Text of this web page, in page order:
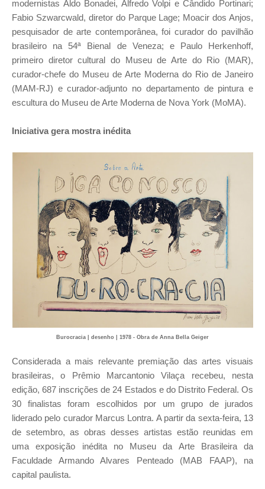
modernistas Aldo Bonadei, Alfredo Volpi e Cândido Portinari;
Fabio Szwarcwald, diretor do Parque Lage; Moacir dos Anjos,
pesquisador de arte contemporânea, foi curador do pavilhão
brasileiro na 54ª Bienal de Veneza; e Paulo Herkenhoff,
primeiro diretor cultural do Museu de Arte do Rio (MAR),
curador-chefe do Museu de Arte Moderna do Rio de Janeiro
(MAM-RJ) e curador-adjunto no departamento de pintura e
escultura do Museu de Arte Moderna de Nova York (MoMA).
Iniciativa gera mostra inédita
Burocracia | desenho | 1978 - Obra de Anna Bella Geiger
Considerada a mais relevante premiação das artes visuais
brasileiras, o Prêmio Marcantonio Vilaça recebeu, nesta
edição, 687 inscrições de 24 Estados e do Distrito Federal. Os
30 finalistas foram escolhidos por um grupo de jurados
liderado pelo curador Marcus Lontra. A partir da sexta-feira, 13
de setembro, as obras desses artistas estão reunidas em
uma exposição inédita no Museu da Arte Brasileira da
Faculdade Armando Alvares Penteado (MAB FAAP), na
capital paulista.